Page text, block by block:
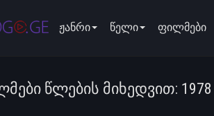
ჟანრი წელი ფილმები
ᲬᲚᲔᲑᲘᲡ ᲛᲘᲮᲔᲓᲕᲘᲗ: 1978